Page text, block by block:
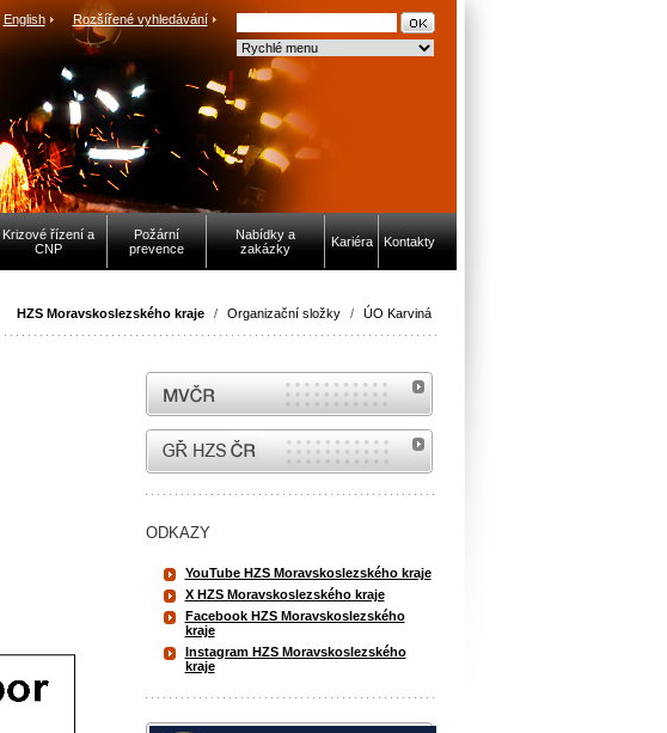
English Rozšířené vyhledávání
Krizové řízení a
CNP
Požární
prevence
Nabídky a
zakázky
Kariéra Kontakty
HZS Moravskoslezského kraje / Organizační složky / ÚO Karviná
MVČR
internetové stránky Hasiči ČR
ODKAZY
YouTube HZS Moravskoslezského kraje
X HZS Moravskoslezského kraje
Facebook HZS Moravskoslezského
kraje
Instagram HZS Moravskoslezského
kraje